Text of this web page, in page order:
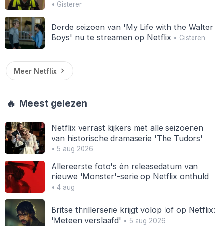
• Gisteren
Derde seizoen van 'My Life with the Walter
Boys' nu te streamen op Netflix• Gisteren
Meer Netflix
🔥 Meest gelezen
Netflix verrast kijkers met alle seizoenen
van historische dramaserie 'The Tudors'
• 5 aug 2026
Allereerste foto's én releasedatum van
nieuwe 'Monster'-serie op Netflix onthuld
• 4 aug
Britse thrillerserie krijgt volop lof op Netflix:
'Meteen verslaafd' • 5 aug 2026